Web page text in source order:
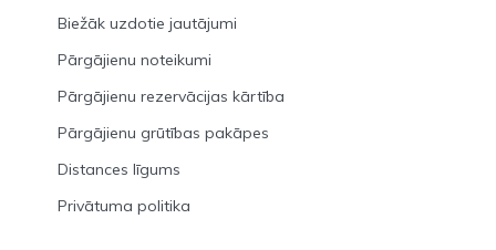
Biežāk uzdotie jautājumi
Pārgājienu noteikumi
Pārgājienu rezervācijas kārtība
Pārgājienu grūtības pakāpes
Distances līgums
Privātuma politika